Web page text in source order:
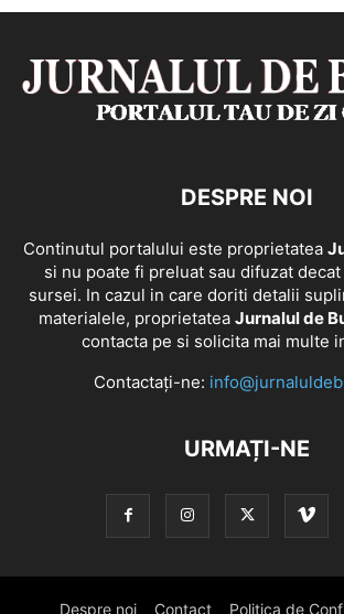
DESPRE NOI
Continutul portalului este proprietatea
si nu poate fi preluat sau difuzat
sursei. In cazul in care doriti detalii
materialele, proprietatea Jurnalul de
contacta pe si solicita mai multe
Contactați-ne:
URMAȚI-NE
Despre noi Contact Politica de